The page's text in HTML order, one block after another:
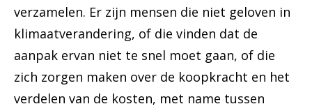
verzamelen. Er zijn mensen die niet geloven in
klimaatverandering, of die vinden dat de
aanpak ervan niet te snel moet gaan, of die
zich zorgen maken over de koopkracht en het
verdelen van de kosten, met name tussen